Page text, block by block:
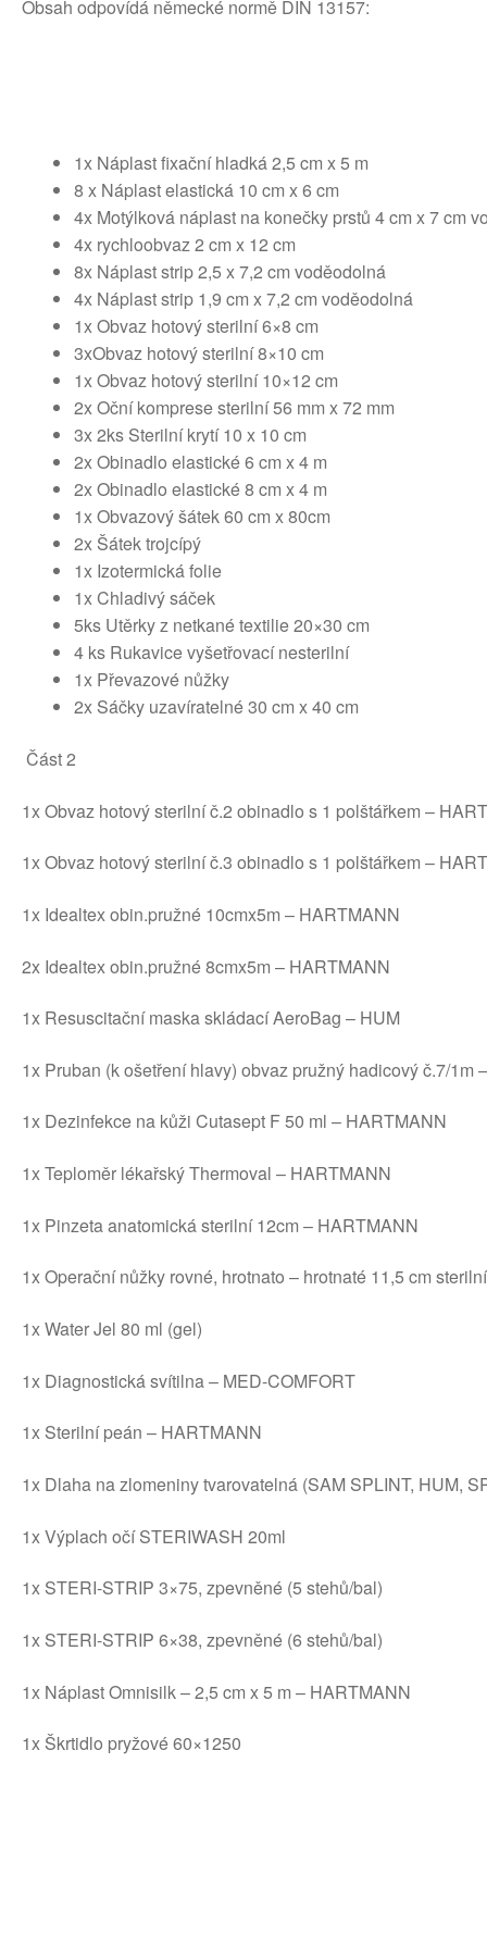
Obsah odpovídá německé normě DIN 13157:
1x Náplast fixační hladká 2,5 cm x 5 m
8 x Náplast elastická 10 cm x 6 cm
4x Motýlková náplast na konečky prstů 4 cm x 7 cm
4x rychloobvaz 2 cm x 12 cm
8x Náplast strip 2,5 x 7,2 cm voděodolná
4x Náplast strip 1,9 cm x 7,2 cm voděodolná
1x Obvaz hotový sterilní 6×8 cm
3xObvaz hotový sterilní 8×10 cm
1x Obvaz hotový sterilní 10×12 cm
2x Oční komprese sterilní 56 mm x 72 mm
3x 2ks Sterilní krytí 10 x 10 cm
2x Obinadlo elastické 6 cm x 4 m
2x Obinadlo elastické 8 cm x 4 m
1x Obvazový šátek 60 cm x 80cm
2x Šátek trojcípý
1x Izotermická folie
1x Chladivý sáček
5ks Utěrky z netkané textilie 20×30 cm
4 ks Rukavice vyšetřovací nesterilní
1x Převazové nůžky
2x Sáčky uzavíratelné 30 cm x 40 cm
Část 2
1x Obvaz hotový sterilní č.2 obinadlo s 1 polštářkem –
1x Obvaz hotový sterilní č.3 obinadlo s 1 polštářkem –
1x Idealtex obin.pružné 10cmx5m – HARTMANN
2x Idealtex obin.pružné 8cmx5m – HARTMANN
1x Resuscitační maska skládací AeroBag – HUM
1x Pruban (k ošetření hlavy) obvaz pružný hadicový č.7/1m
1x Dezinfekce na kůži Cutasept F 50 ml – HARTMANN
1x Teploměr lékařský Thermoval – HARTMANN
1x Pinzeta anatomická sterilní 12cm – HARTMANN
1x Operační nůžky rovné, hrotnato – hrotnaté 11,5 cm sterilní
1x Water Jel 80 ml (gel)
1x Diagnostická svítilna – MED-COMFORT
1x Sterilní peán – HARTMANN
1x Dlaha na zlomeniny tvarovatelná (SAM SPLINT, HUM,
1x Výplach očí STERIWASH 20ml
1x STERI-STRIP 3×75, zpevněné (5 stehů/bal)
1x STERI-STRIP 6×38, zpevněné (6 stehů/bal)
1x Náplast Omnisilk – 2,5 cm x 5 m – HARTMANN
1x Škrtidlo pryžové 60×1250